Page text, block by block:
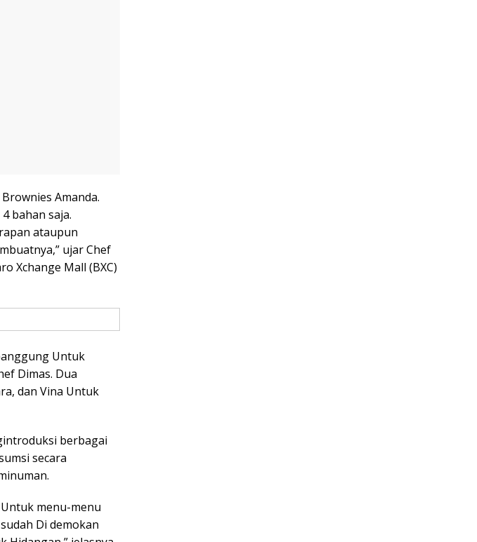
Amanda.
bahan saja.
ataupun
ujar Chef
Xchange Mall (BXC)
Untuk
Dimas. Dua
dan Vina Untuk
berbagai
secara
menu-menu
Di demokan